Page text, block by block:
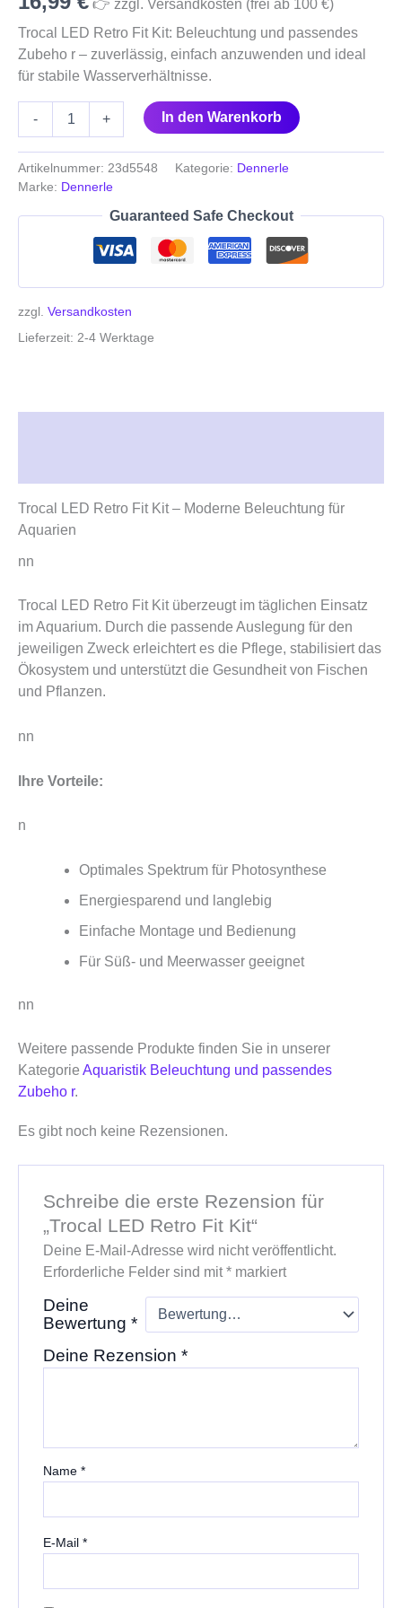
👉 zzgl. Versandkosten (frei ab 100 €)
Trocal LED Retro Fit Kit: Beleuchtung und passendes
Zubeho r – zuverlässig, einfach anzuwenden und ideal
für stabile Wasserverhältnisse.
- + In den Warenkorb
Artikelnummer: 23d5548 Kategorie: Dennerle
Marke: Dennerle
Guaranteed Safe Checkout
zzgl. Versandkosten
Lieferzeit: 2-4 Werktage
Trocal LED Retro Fit Kit – Moderne Beleuchtung für
Aquarien
nn
Trocal LED Retro Fit Kit überzeugt im täglichen Einsatz
im Aquarium. Durch die passende Auslegung für den
jeweiligen Zweck erleichtert es die Pflege, stabilisiert das
Ökosystem und unterstützt die Gesundheit von Fischen
und Pflanzen.
nn
Ihre Vorteile:
n
Optimales Spektrum für Photosynthese
Energiesparend und langlebig
Einfache Montage und Bedienung
Für Süß- und Meerwasser geeignet
nn
Weitere passende Produkte finden Sie in unserer
Kategorie Aquaristik Beleuchtung und passendes
Zubeho r.
Es gibt noch keine Rezensionen.
Schreibe die erste Rezension für
„Trocal LED Retro Fit Kit“
Deine E-Mail-Adresse wird nicht veröffentlicht.
Erforderliche Felder sind mit*markiert
Deine
Bewertung *
Deine Rezension *
Name *
E-Mail *